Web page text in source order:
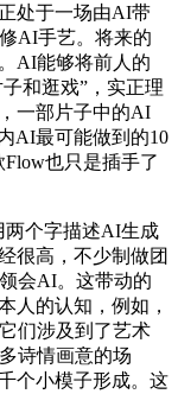
处于一场由AI带
AI手艺。将来的
AI能够将前人的
和逛戏”，实正理
一部片子中的AI
AI最可能做到的10
也只是插手了
个字描述AI生成
很高，不少制做团
会AI。这带动的
人的认知，例如，
们涉及到了艺术
诗情画意的场
个小模子形成。这